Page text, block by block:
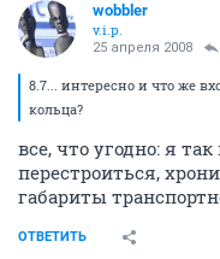
wobbler
v.i.p.
25 апреля 2008
8.7... интересно и что же
кольца?
все, что угодно: я
перестроиться,
габариты
ОТВЕТИТЬ